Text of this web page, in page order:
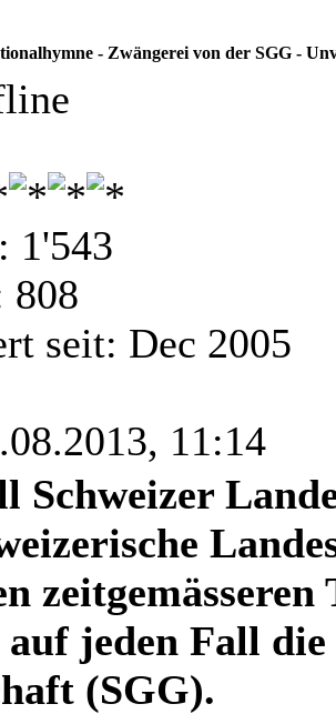
- Zwängerei von der SGG -
1'543
808
seit: Dec 2005
11:14
Schweizer
jeden Fall die
(SGG).